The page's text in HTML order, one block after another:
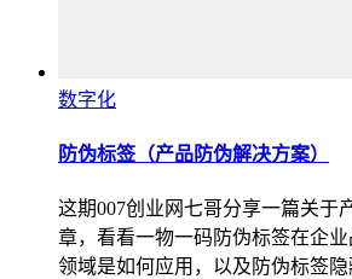
数字化
防伪标签（产品防伪解决方案）
这期007创业网七哥分享一篇关于
章，看看一物一码防伪标签在企
领域是如何应用，以及防伪标签